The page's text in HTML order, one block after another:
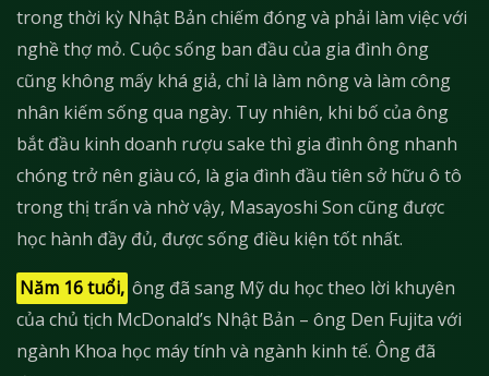
trong thời kỳ Nhật Bản chiếm đóng và phải làm việc với
nghề thợ mỏ. Cuộc sống ban đầu của gia đình ông
cũng không mấy khá giả, chỉ là làm nông và làm công
nhân kiếm sống qua ngày. Tuy nhiên, khi bố của ông
bắt đầu kinh doanh rượu sake thì gia đình ông nhanh
chóng trở nên giàu có, là gia đình đầu tiên sở hữu ô tô
trong thị trấn và nhờ vậy, Masayoshi Son cũng được
học hành đầy đủ, được sống điều kiện tốt nhất.
Năm 16 tuổi, ông đã sang Mỹ du học theo lời khuyên
của chủ tịch McDonald’s Nhật Bản – ông Den Fujita với
ngành Khoa học máy tính và ngành kinh tế. Ông đã